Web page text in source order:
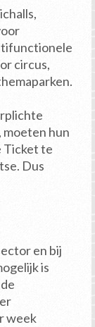
circus,
moeten hun
Ticket te
Dus
en bij
is
week